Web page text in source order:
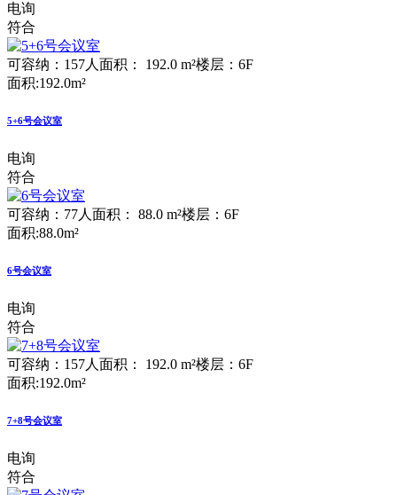
电询
符合
可容纳：157人面积： 192.0 m²楼层：6F
面积:192.0m²
5+6号会议室
电询
符合
可容纳：77人 面积： 88.0 m²楼层：6F
面积:88.0m²
6号会议室
电询
符合
可容纳：157人 面积： 192.0 m²楼层：6F
面积:192.0m²
7+8号会议室
电询
符合